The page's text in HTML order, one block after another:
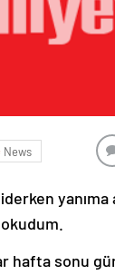
News
hafta sonu